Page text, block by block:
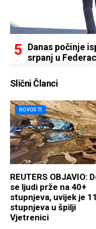
Danas počinje
srpanj u
Slični Članci
NOVOSTI
REUTERS OBJAVIO:
se ljudi prže na 40+
stupnjeva, uvijek je 11
stupnjeva u špilji
Vjetrenici